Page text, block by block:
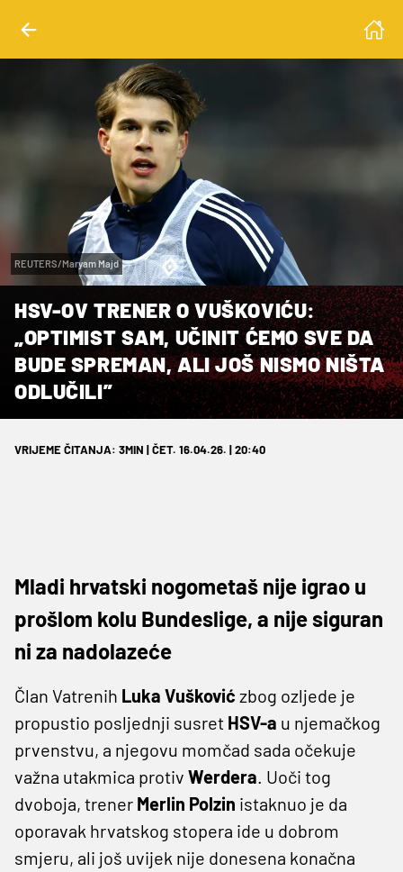
REUTERS/Maryam Majd
HSV-OV TRENER O VUŠKOVIĆU:
„OPTIMIST SAM, UČINIT ĆEMO SVE DA
BUDE SPREMAN, ALI JOŠ NISMO NIŠTA
ODLUČILI”
VRIJEME ČITANJA: 3MIN | ČET. 16.04.26. | 20:40
Mladi hrvatski nogometaš nije igrao u
prošlom kolu Bundeslige, a nije siguran
ni za nadolazeće
Član Vatrenih Luka Vušković zbog ozljede je
propustio posljednji susret HSV-a u njemačkog
prvenstvu, a njegovu momčad sada očekuje
važna utakmica protiv Werdera. Uoči tog
dvoboja, trener Merlin Polzin istaknuo je da
oporavak hrvatskog stopera ide u dobrom
smjeru, ali još uvijek nije donesena konačna